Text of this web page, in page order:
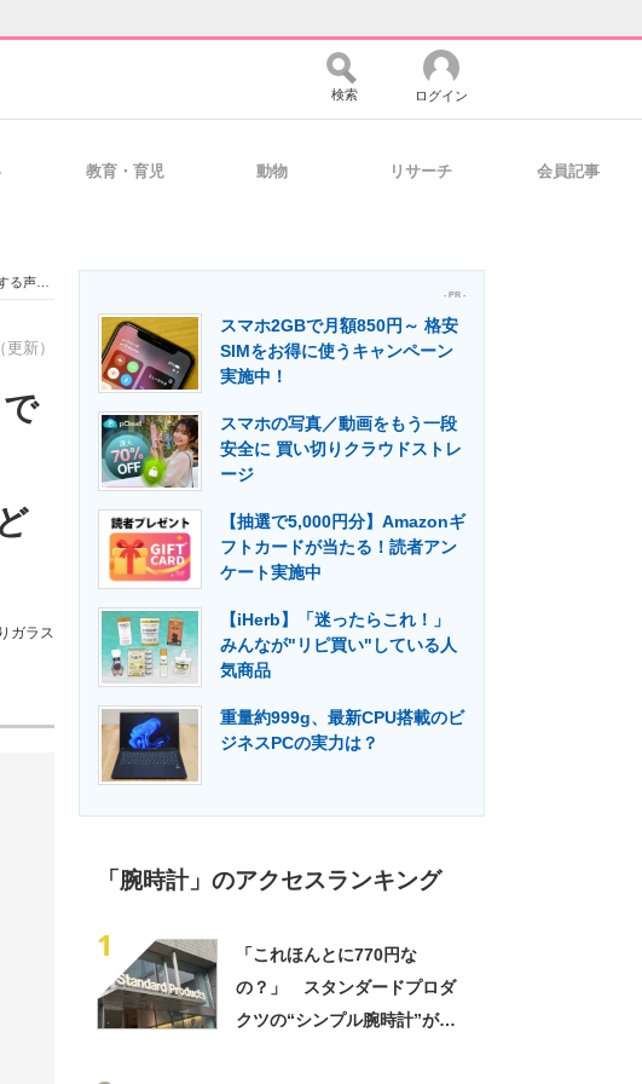
経営リーダーのコミュニティ マーケ×ITの今がよく分かる
製造業のIT導入・活用を支援
エネルギーの専門メディア 建設×テクノロジーの最前線
検索 ログイン
教育・育児 動物 リサーチ 会員記事
ィット」
新）
ガラス
- PR -
スマホ2GBで月額850円～ 格安
SIMをお得に使うキャンペーン
実施中！
スマホの写真／動画をもう一段
安全に 買い切りクラウドストレ
ージ
【抽選で5,000円分】Amazonギ
フトカードが当たる！読者アン
ケート実施中
【iHerb】「迷ったらこれ！」
みんなが"リピ買い"している人
気商品
重量約999g、最新CPU搭載のビ
ジネスPCの実力は？
「腕時計」のアクセスランキング
1
「これほんとに770円な
の？」 スタンダードプロダ
クツの“シンプル腕時計”が大